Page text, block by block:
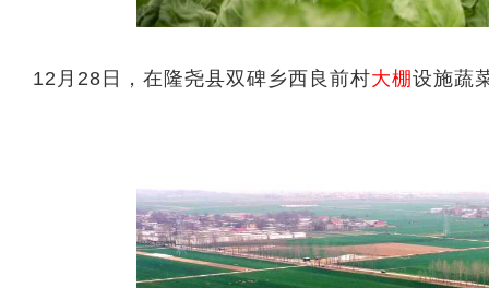
12月28日，在隆尧县双碑乡西良前村大棚设施蔬